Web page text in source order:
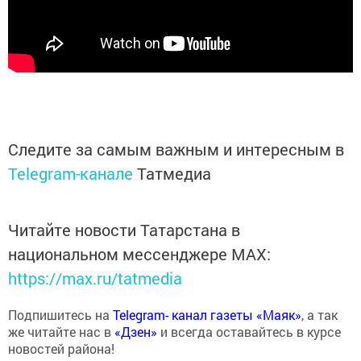
Следите за самым важным и интересным в
Telegram-канале Татмедиа
Читайте новости Татарстана в
национальном мессенджере MАХ:
https://max.ru/tatmedia
Подпишитесь на Telegram- канал газеты «Маяк», а так
же читайте нас в «Дзен» и всегда оставайтесь в курсе
новостей района!